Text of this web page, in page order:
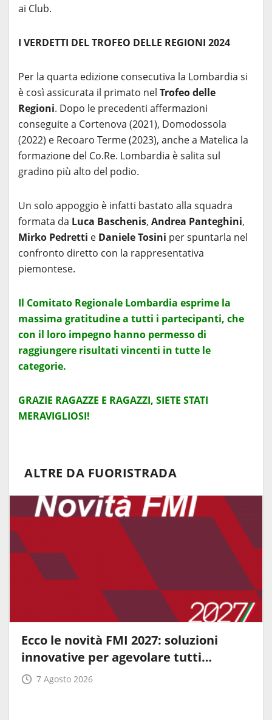
ai Club.
I VERDETTI DEL TROFEO DELLE REGIONI 2024
Per la quarta edizione consecutiva la Lombardia si
è così assicurata il primato nel Trofeo delle
Regioni. Dopo le precedenti affermazioni
conseguite a Cortenova (2021), Domodossola
(2022) e Recoaro Terme (2023), anche a Matelica la
formazione del Co.Re. Lombardia è salita sul
gradino più alto del podio.
Un solo appoggio è infatti bastato alla squadra
formata da Luca Baschenis, Andrea Panteghini,
Mirko Pedretti e Daniele Tosini per spuntarla nel
confronto diretto con la rappresentativa
piemontese.
Il Comitato Regionale Lombardia esprime la
massima gratitudine a tutti i partecipanti, che
con il loro impegno hanno permesso di
raggiungere risultati vincenti in tutte le
categorie.
GRAZIE RAGAZZE E RAGAZZI, SIETE STATI
MERAVIGLIOSI!
ALTRE DA FUORISTRADA
Ecco le novità FMI 2027: soluzioni
innovative per agevolare tutti…
7 Agosto 2026